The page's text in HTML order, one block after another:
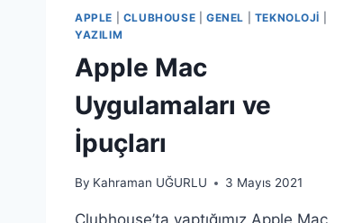
APPLE CLUBHOUSE GENEL TEKNOLOJI
YAZILIM
Apple Mac
Uygulamaları ve
İpuçları
By Kahraman UĞURLU 3 Mayıs 2021